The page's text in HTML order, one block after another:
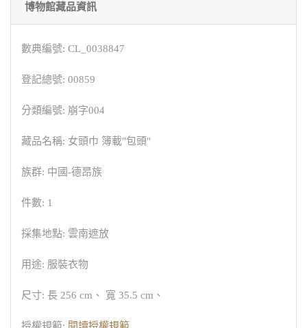
博物館藏品資訊
數典編號: CL_0038847
登記總號: 00859
分類編號: 崩字004
藏品名稱: 女頭巾 簿載"包頭"
族群: 中國-德昂族
件數: 1
採集地點: 雲南遮放
用途: 服裝衣物
尺寸: 長 256 cm、 寬 35.5 cm、